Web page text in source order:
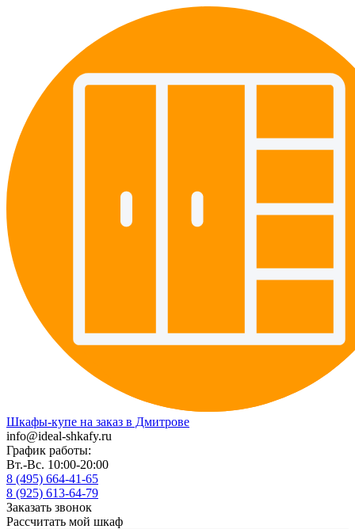
Шкафы-купе на заказ в Дмитрове
info@ideal-shkafy.ru
График работы:
Вт.-Вс. 10:00-20:00
8 (495) 664-41-65
8 (925) 613-64-79
Заказать звонок
Рассчитать мой шкаф